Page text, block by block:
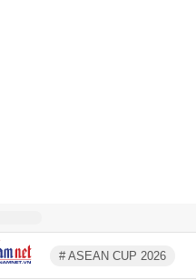
# ASEAN CUP 2026